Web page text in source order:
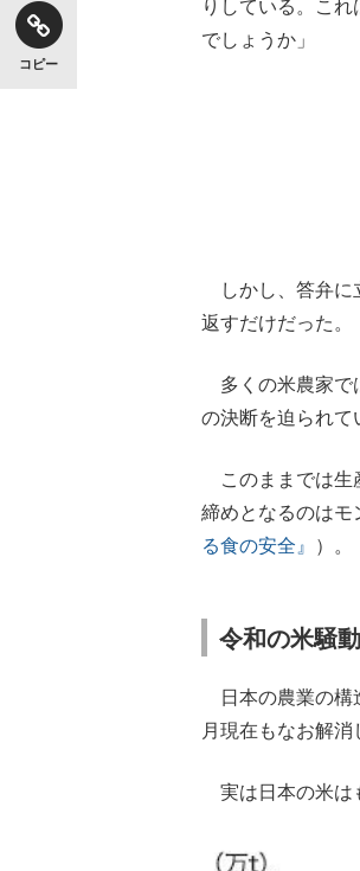
コピー
りしている。こ
でしょうか」
しかし、答弁に
返すだけだった。
多くの米農家で
の決断を迫られて
このままでは生
締めとなるのはモ
る食の安全』
）。
令和の米騒動
日本の農業の構
月現在もなお解消
実は日本の米は